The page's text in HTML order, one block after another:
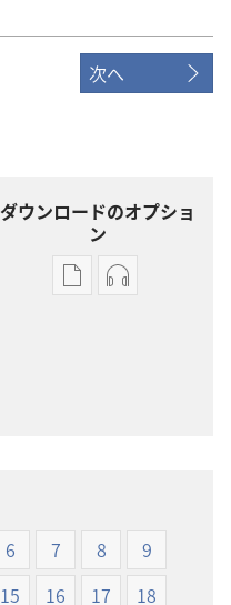
次へ
ダウンロードのオプショ
ン
出
オ
プ
ショ
オー
オ
プ
ショ
6 7 8
9
15 16 17
18